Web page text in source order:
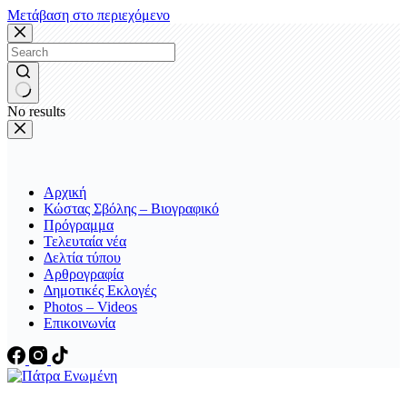
Μετάβαση στο περιεχόμενο
No results
Αρχική
Κώστας Σβόλης – Βιογραφικό
Πρόγραμμα
Τελευταία νέα
Δελτία τύπου
Αρθρογραφία
Δημοτικές Εκλογές
Photos – Videos
Επικοινωνία